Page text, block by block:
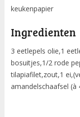
keukenpapier
Ingredienten
3 eetlepels olie,1
bosuitjes,1/2 rode
tilapiafilet,zout,1
amandelschaafsel (à